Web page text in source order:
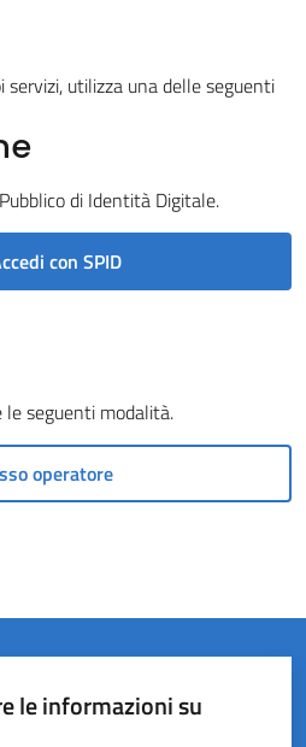
servizi, utilizza una delle seguenti
di Identità Digitale.
con SPID
seguenti modalità.
operatore
le informazioni su